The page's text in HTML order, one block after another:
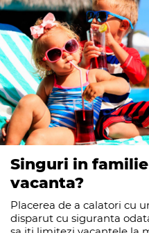
Singuri in
vacanta?
Placerea de a calatori cu
disparut cu siguranta